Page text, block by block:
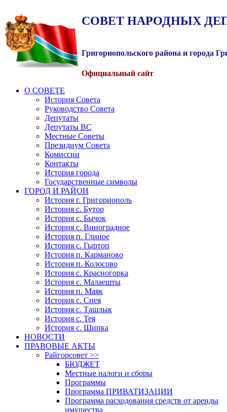
СОВЕТ НАРОДНЫХ
Григориопольского района и города
Официальный сайт
О СОВЕТЕ
История Совета
Руководство Совета
Депутаты
Депутаты ВС
Местные Советы
Президиум Совета
Комиссии
Контакты
История города
Государственные символы
ГОРОД И РАЙОН
История г. Григориополь
История с. Бутор
История с. Бычок
История с. Виноградное
История п. Глиное
История с. Гыртоп
История п. Карманово
История п. Колосово
История с. Красногорка
История с. Малаешты
История п. Маяк
История с. Спея
История с. Ташлык
История с. Тея
История с. Шипка
НОВОСТИ
ПРАВОВЫЕ АКТЫ
Райгорсовет >>
БЮДЖЕТ
Местные налоги и сборы
Программы
Программа ПРИВАТИЗАЦИИ
Программа расходования средств от аренды
имущества